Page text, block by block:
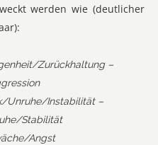
werden wie (deutlicher
Zurückhaltung –
Unruhe/Instabilität –
Stabilität
Angst